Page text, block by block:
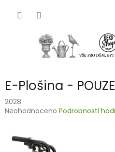
E-Plošina -
2028
Průměrné
Neohodnoceno Podrobnosti